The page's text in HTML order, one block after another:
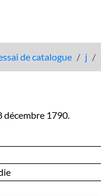
de catalogue j
décembre 1790.